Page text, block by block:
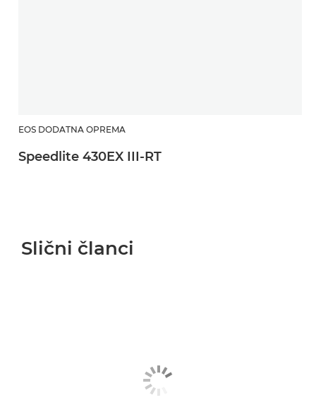
EOS DODATNA OPREMA
Speedlite 430EX III-RT
Slični članci